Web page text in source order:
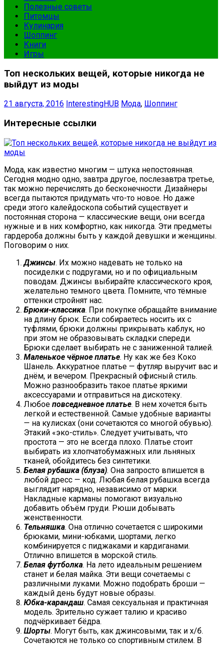
Полезные советы
Питомцы
Кулинария
Шоппинг
Книги
Игры
Топ нескольких вещей, которые никогда не
выйдут из моды
21 августа, 2016 InterestingHUB Мода, Шоппинг
Интересные ссылки
Мода, как известно многим — штука непостоянная.
Сегодня модно одно, завтра другое, послезавтра третье,
так можно перечислять до бесконечности. Дизайнеры
всегда пытаются придумать что-то новое. Но даже
среди этого калейдоскопа событий существует и
постоянная сторона — классические вещи, они всегда
нужные и в них комфортно, как никогда. Эти предметы
гардероба должны быть у каждой девушки и женщины.
Поговорим о них.
Джинсы. Их можно надевать не только на
посиделки с подругами, но и по официальным
поводам. Джинсы выбирайте классического кроя,
желательно темного цвета. Помните, что тёмные
оттенки стройнят нас.
Брюки-классика. При покупке обращайте внимание
на длину брюк. Если собираетесь носить их с
туфлями, брюки должны прикрывать каблук, но
при этом не образовывать складки спереди.
Брюки сделает выбирать не с заниженной талией.
Маленькое чёрное платье. Ну как же без Коко
Шанель. Аккуратное платье — футляр выручит вас и
днём, и вечером. Прекрасный офисный стиль.
Можно разнообразить такое платье яркими
аксессуарами и отправиться на дискотеку.
Любое повседневное платье. В нем хочется быть
легкой и естественной. Самые удобные варианты
— на кулисках (они сочетаются со многой обувью).
Этакий «эко-стиль». Следует учитывать, что
простота — это не всегда плохо. Платье стоит
выбирать из хлопчатобумажных или льняных
тканей, обойдитесь без синтетики.
Белая рубашка (блуза). Она запросто впишется в
любой дресс — код. Любая белая рубашка всегда
выглядит нарядно, независимо от марки.
Накладные карманы помогают визуально
добавить объём груди. Рюши добывать
женственности.
Тельняшка. Она отлично сочетается с широкими
брюками, мини-юбками, шортами, легко
комбинируется с пиджаками и кардиганами.
Отлично впишется в морской стиль.
Белая футболка. На лето идеальным решением
станет и белая майка. Эти вещи сочетаемы с
различными луками. Можно подобрать броши —
каждый день будут новые образы.
Юбка-карандаш. Самая сексуальная и практичная
модель. Зрительно сужает талию и красиво
подчёркивает бёдра.
Шорты. Могут быть, как джинсовыми, так и х/б.
Сочетаются не только со спортивным стилем. В